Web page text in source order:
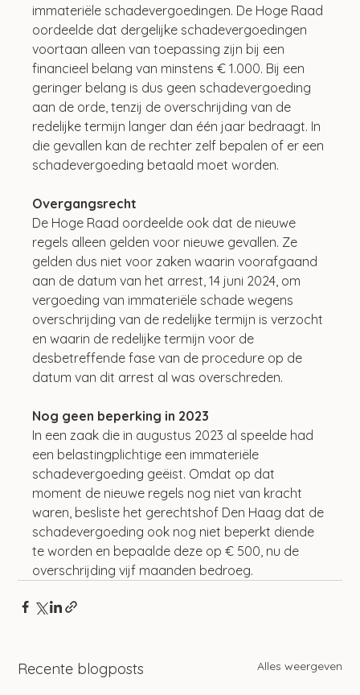
immateriële schadevergoedingen. De Hoge Raad
oordeelde dat dergelijke schadevergoedingen
voortaan alleen van toepassing zijn bij een
financieel belang van minstens € 1.000. Bij een
geringer belang is dus geen schadevergoeding
aan de orde, tenzij de overschrijding van de
redelijke termijn langer dan één jaar bedraagt. In
die gevallen kan de rechter zelf bepalen of er een
schadevergoeding betaald moet worden.
Overgangsrecht
De Hoge Raad oordeelde ook dat de nieuwe
regels alleen gelden voor nieuwe gevallen. Ze
gelden dus niet voor zaken waarin voorafgaand
aan de datum van het arrest, 14 juni 2024, om
vergoeding van immateriële schade wegens
overschrijding van de redelijke termijn is verzocht
en waarin de redelijke termijn voor de
desbetreffende fase van de procedure op de
datum van dit arrest al was overschreden.
Nog geen beperking in 2023
In een zaak die in augustus 2023 al speelde had
een belastingplichtige een immateriële
schadevergoeding geëist. Omdat op dat
moment de nieuwe regels nog niet van kracht
waren, besliste het gerechtshof Den Haag dat de
schadevergoeding ook nog niet beperkt diende
te worden en bepaalde deze op € 500, nu de
overschrijding vijf maanden bedroeg.
Recente blogposts Alles weergeven